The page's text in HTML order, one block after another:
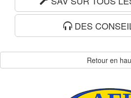
DES
Retour en